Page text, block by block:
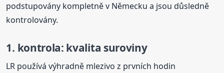
podstupovány kompletně v Německu a jsou důsledně
kontrolovány.
1. kontrola: kvalita suroviny
LR používá výhradně mlezivo z prvních hodin